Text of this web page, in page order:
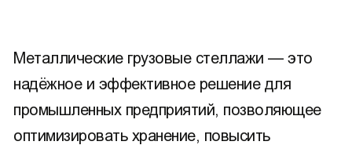
Металлические грузовые стеллажи — это
надёжное и эффективное решение для
промышленных предприятий, позволяющее
оптимизировать хранение, повысить